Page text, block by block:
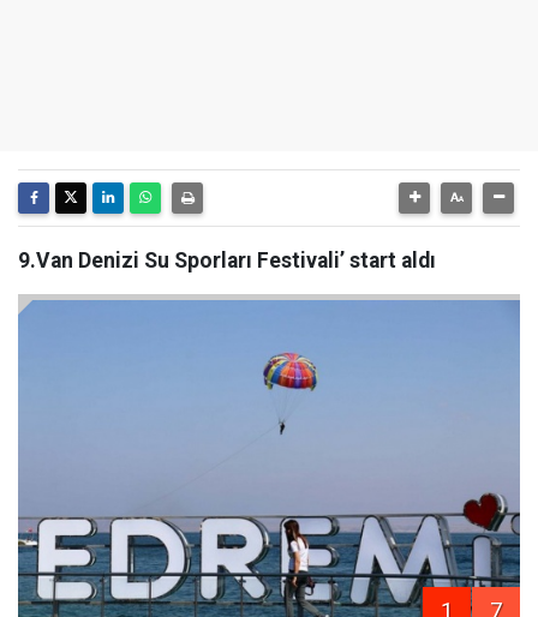
9.Van Denizi Su Sporları Festivali’ start aldı
1 7